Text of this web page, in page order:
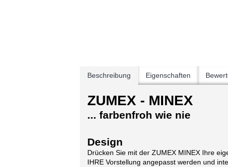
Beschreibung Eigenschaften
ZUMEX - MINEX
... farbenfroh wie nie
Design
Drücken Sie mit der ZUMEX MINEX Ihre
IHRE Vorstellung angepasst werden und